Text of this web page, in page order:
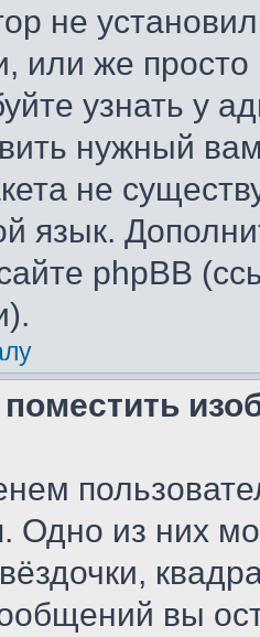
не
или же
узнать у
нужный
не
язык.
phpBB
поместить
Одно из них
вы